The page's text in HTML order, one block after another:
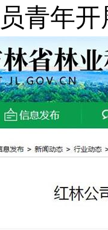
青年